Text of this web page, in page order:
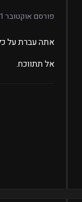
פורסם אוקטובר 31, 2019
אתה עברת על
אל תתווכח.